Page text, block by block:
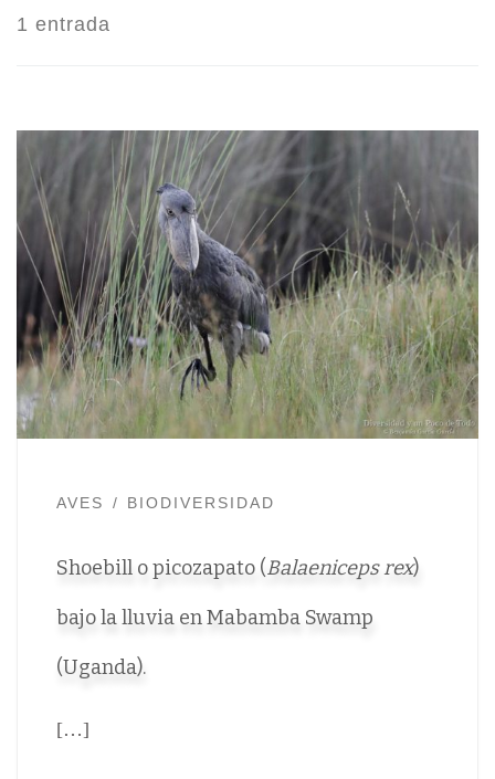
1 entrada
AVES BIODIVERSIDAD
Shoebill o picozapato (Balaeniceps rex)
bajo la lluvia en Mabamba Swamp
(Uganda).
[…]